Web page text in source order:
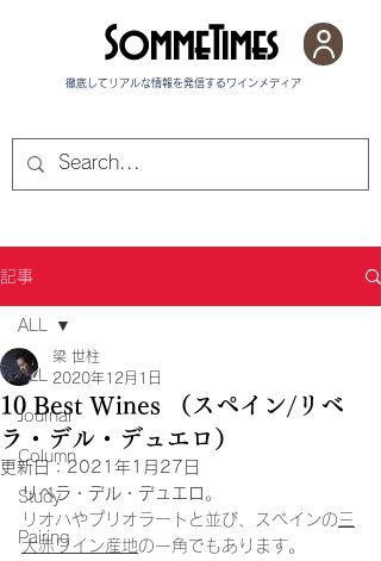
徹底してリアルな情報を発信する​ワインメディア
SommeTimes
記事
ALL
Journal
Column
Study
Pairing
ALL
10 Best Wines （スペイン/リベ
ラ・デル・デュエロ）
梁 世柱
2020年12月1日
更新日：2021年1月27日
リベラ・デル・デュエロ 。
リオハやプリオラートと並び、スペインの 三
大赤ワイン産地の一角でもあります。